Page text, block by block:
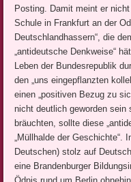
Posting. Damit meint er
Schule in Frankfurt an der
Deutschlandhassern“, die
„antideutsche Denkweise“
Leben der Bundesrepublik
den „uns eingepflanzten
einen „positiven Bezug zu
nicht deutlich geworden
bräuchten, sollte diese
„Müllhalde der
Deutschen) stolz auf
eine Brandenburger